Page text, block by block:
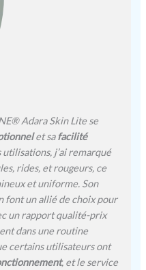
Adara Skin Lite se
et safacilité
j’ai remarqué
rides, et rougeurs, ce
et uniforme. Son
font un allié de choix pour
un rapport qualité-prix
dans une routine
certains utilisateurs ont
, et le service